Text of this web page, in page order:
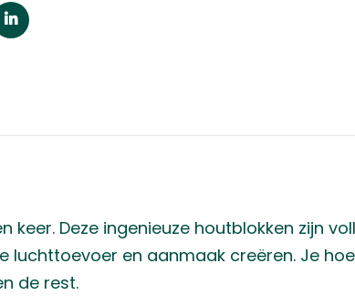
Deze ingenieuze houtblokken zijn
luchttoevoer en aanmaak creëren. Je
de rest.